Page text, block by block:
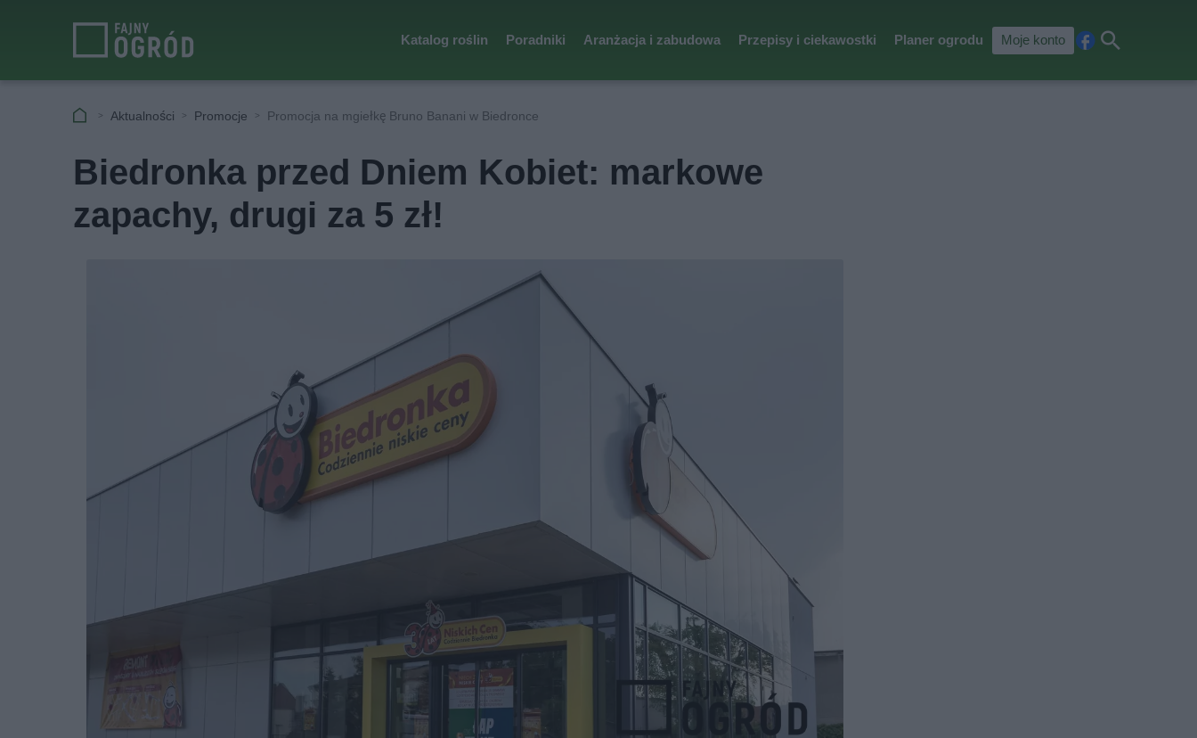
Katalog roślin Poradniki Aranżacja i zabudowa Przepisy i ciekawostki Planer ogrodu Moje konto
cebkaj
Aktualności Promocje Promocja na mgiełkę Bruno Banani w Biedronce
Biedronka przed Dniem Kobiet: markowe
zapachy, drugi za 5 zł!